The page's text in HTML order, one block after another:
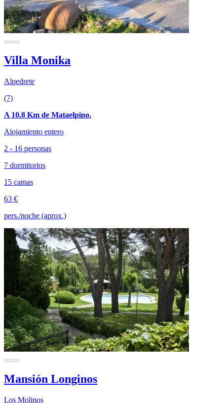
Villa Monika
Alpedrete
(7)
A 10.8 Km de Mataelpino.
Alojamiento entero
2 - 16 personas
7 dormitorios
15 camas
63 €
pers./noche (aprox.)
Mansión Longinos
Los Molinos